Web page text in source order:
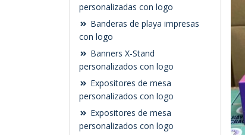
personalizadas con logo
Banderas de playa impresas
con logo
Banners X-Stand
personalizados con logo
Expositores de mesa
personalizados con logo
Expositores de mesa
personalizados con logo